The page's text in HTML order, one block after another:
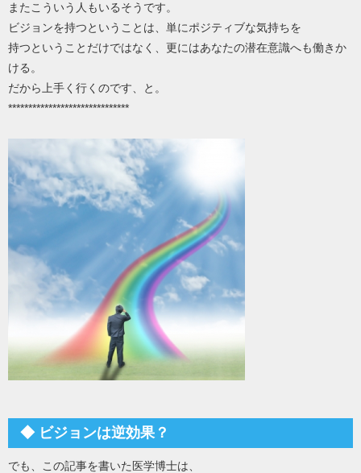
またこういう人もいるそうです。
ビジョンを持つということは、単にポジティブな気持ちを
持つということだけではなく、更にはあなたの潜在意識へも働きか
ける。
だから上手く行くのです、と。
******************************
◆ ビジョンは逆効果？
でも、この記事を書いた医学博士は、